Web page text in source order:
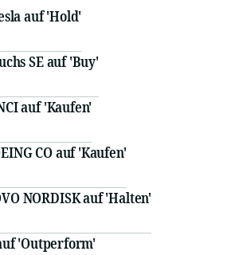
auf 'Hold'
SE auf 'Buy'
auf 'Kaufen'
CO auf 'Kaufen'
NORDISK auf 'Halten'
'Outperform'